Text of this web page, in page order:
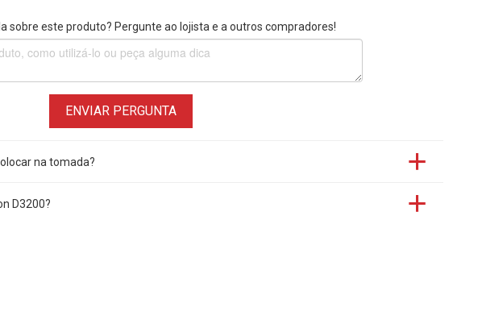
sobre este produto? Pergunte ao lojista e a outros compradores!
ENVIAR PERGUNTA
na tomada?
D3200?